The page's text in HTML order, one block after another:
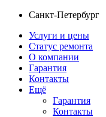
Санкт-Петербург
Услуги и цены
Статус ремонта
О компании
Гарантия
Контакты
Ещё
Гарантия
Контакты